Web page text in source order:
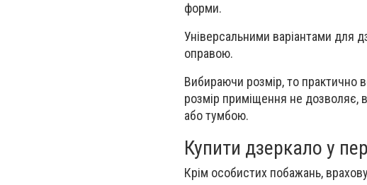
форми.
Універсальними варіантами для
оправою.
Вибираючи розмір, то практично
розмір приміщення не
або тумбою.
Купити дзеркало у
Крім особистих побажань,